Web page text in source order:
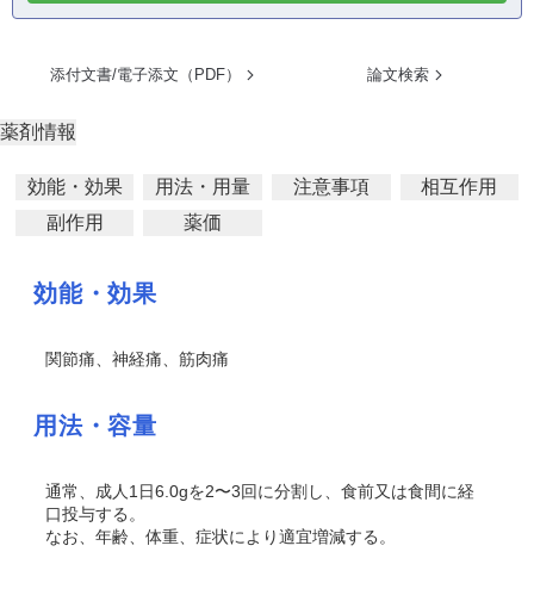
添付文書/電子添文（PDF） 論文検索
薬剤情報
効能・効果 用法・用量 注意事項
相互作用
副作用
薬価
効能・効果
関節痛、神経痛、筋肉痛
用法・容量
通常、成人1日6.0gを2〜3回に分割し、食前又は食間に経
口投与する。
なお、年齢、体重、症状により適宜増減する。